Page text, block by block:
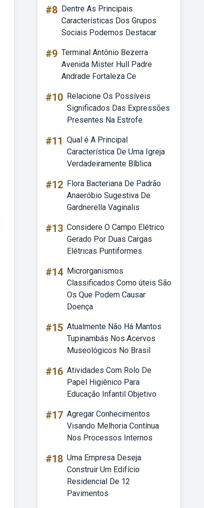
#8 Dentre As Principais
Características Dos Grupos
Sociais Podemos Destacar
#9 Terminal Antônio Bezerra
Avenida Mister Hull Padre
Andrade Fortaleza Ce
#10 Relacione Os Possíveis
Significados Das Expressões
Presentes Na Estrofe
#11 Qual é A Principal
Característica De Uma Igreja
Verdadeiramente Bíblica
#12 Flora Bacteriana De Padrão
Anaeróbio Sugestiva De
Gardnerella Vaginalis
#13 Considere O Campo Elétrico
Gerado Por Duas Cargas
Elétricas Puntiformes
#14 Microrganismos
Classificados Como úteis São
Os Que Podem Causar
Doença
#15 Atualmente Não Há Mantos
Tupinambás Nos Acervos
Museológicos No Brasil
#16 Atividades Com Rolo De
Papel Higiênico Para
Educação Infantil Objetivo
#17 Agregar Conhecimentos
Visando Melhoria Contínua
Nos Processos Internos
#18 Uma Empresa Deseja
Construir Um Edifício
Residencial De 12
Pavimentos